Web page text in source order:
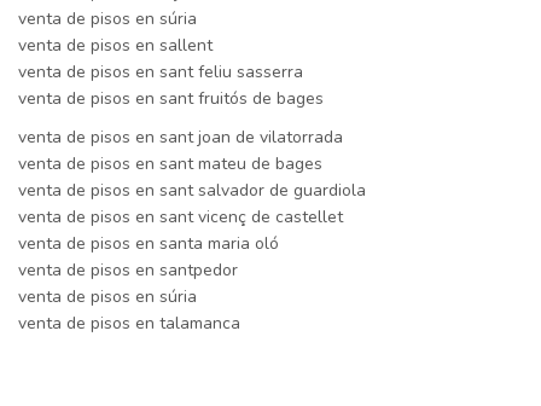
venta de pisos en súria
venta de pisos en sallent
venta de pisos en sant feliu sasserra
venta de pisos en sant fruitós de bages
venta de pisos en sant joan de vilatorrada
venta de pisos en sant mateu de bages
venta de pisos en sant salvador de guardiola
venta de pisos en sant vicenç de castellet
venta de pisos en santa maria oló
venta de pisos en santpedor
venta de pisos en súria
venta de pisos en talamanca